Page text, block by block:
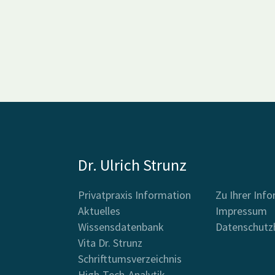
Dr. Ulrich Strunz
Privatpraxis Information
Aktuelles
Wissensdatenbank
Vita Dr. Strunz
Schrifttumsverzeichnis
Zu Ihrer
Impressum